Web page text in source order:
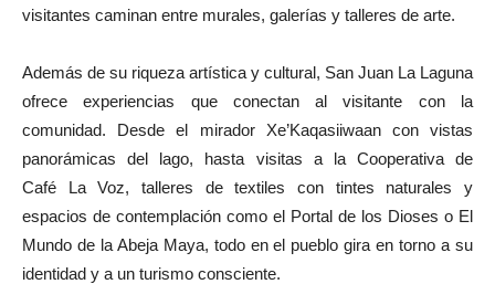
visitantes caminan entre murales, galerías y talleres de arte.
Además de su riqueza artística y cultural, San Juan La Laguna
ofrece experiencias que conectan al visitante con la
comunidad. Desde el mirador Xe’Kaqasiiwaan con vistas
panorámicas del lago, hasta visitas a la Cooperativa de
Café La Voz, talleres de textiles con tintes naturales y
espacios de contemplación como el Portal de los Dioses o El
Mundo de la Abeja Maya, todo en el pueblo gira en torno a su
identidad y a un turismo consciente.